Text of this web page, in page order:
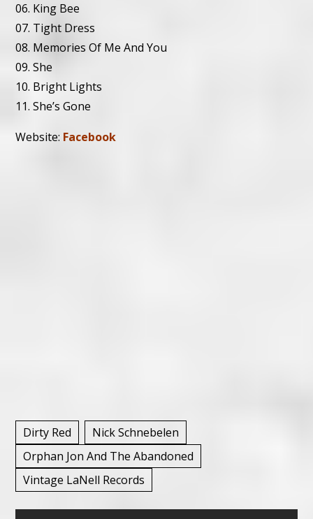
06. King Bee
07. Tight Dress
08. Memories Of Me And You
09. She
10. Bright Lights
11. She’s Gone
Website: Facebook
Dirty Red
Nick Schnebelen
Orphan Jon And The Abandoned
Vintage LaNell Records